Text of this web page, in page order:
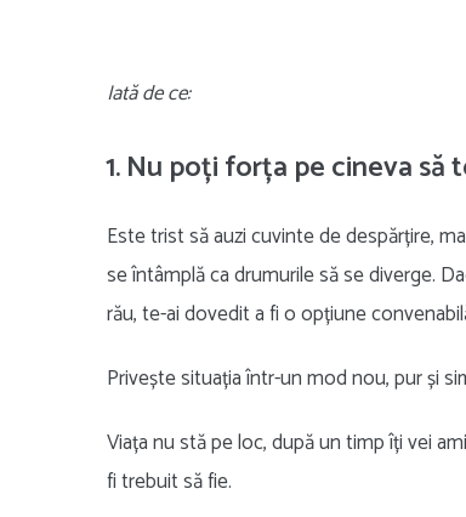
Iată de ce:
1. Nu poți forța pe cineva
Este trist să auzi cuvinte de despărțire,
se întâmplă ca drumurile să se diverge.
rău, te-ai dovedit a fi o opțiune
Privește situația într-un mod nou, pur și
Viața nu stă pe loc, după un timp îți vei
fi trebuit să fie.